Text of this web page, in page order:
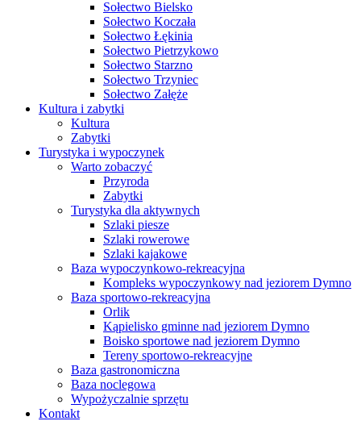
Sołectwo Bielsko
Sołectwo Koczała
Sołectwo Łękinia
Sołectwo Pietrzykowo
Sołectwo Starzno
Sołectwo Trzyniec
Sołectwo Załęże
Kultura i zabytki
Kultura
Zabytki
Turystyka i wypoczynek
Warto zobaczyć
Przyroda
Zabytki
Turystyka dla aktywnych
Szlaki piesze
Szlaki rowerowe
Szlaki kajakowe
Baza wypoczynkowo-rekreacyjna
Kompleks wypoczynkowy nad jeziorem Dymno
Baza sportowo-rekreacyjna
Orlik
Kąpielisko gminne nad jeziorem Dymno
Boisko sportowe nad jeziorem Dymno
Tereny sportowo-rekreacyjne
Baza gastronomiczna
Baza noclegowa
Wypożyczalnie sprzętu
Kontakt